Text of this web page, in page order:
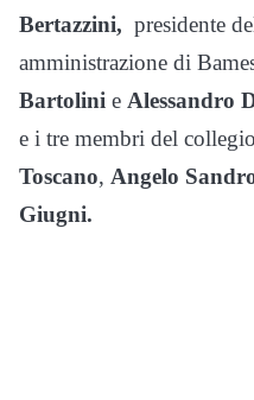
Bertazzini, presidente
amministrazione di
Bartolini e Alessandro
e i tre membri del
Toscano, Angelo
Giugni.